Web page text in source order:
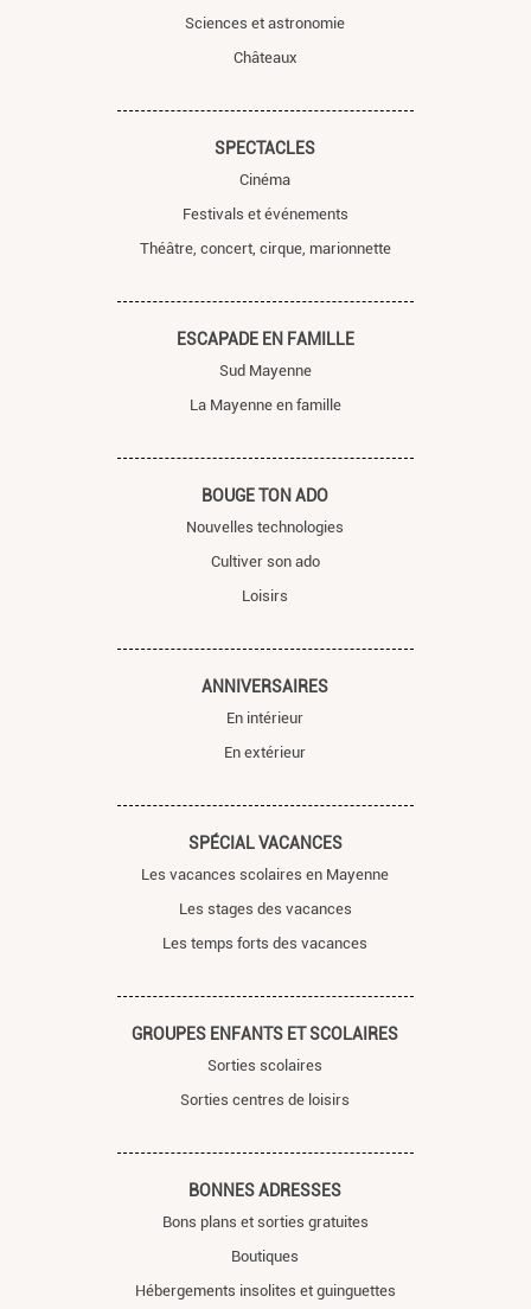
Sciences et astronomie
Châteaux
SPECTACLES
Cinéma
Festivals et événements
Théâtre, concert, cirque, marionnette
ESCAPADE EN FAMILLE
Sud Mayenne
La Mayenne en famille
BOUGE TON ADO
Nouvelles technologies
Cultiver son ado
Loisirs
ANNIVERSAIRES
En intérieur
En extérieur
SPÉCIAL VACANCES
Les vacances scolaires en Mayenne
Les stages des vacances
Les temps forts des vacances
GROUPES ENFANTS ET SCOLAIRES
Sorties scolaires
Sorties centres de loisirs
BONNES ADRESSES
Bons plans et sorties gratuites
Boutiques
Hébergements insolites et guinguettes